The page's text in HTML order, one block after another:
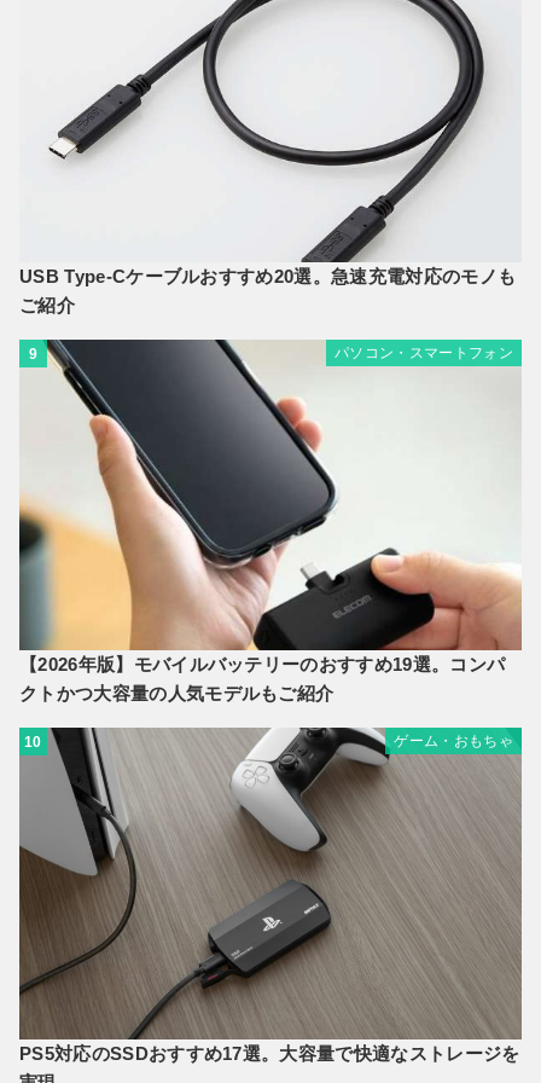
USB Type-Cケーブルおすすめ20選。急速充電対応のモノも
ご紹介
9 パソコン・スマートフォン
【2026年版】モバイルバッテリーのおすすめ19選。コンパ
クトかつ大容量の人気モデルもご紹介
10 ゲーム・おもちゃ
PS5対応のSSDおすすめ17選。大容量で快適なストレージを